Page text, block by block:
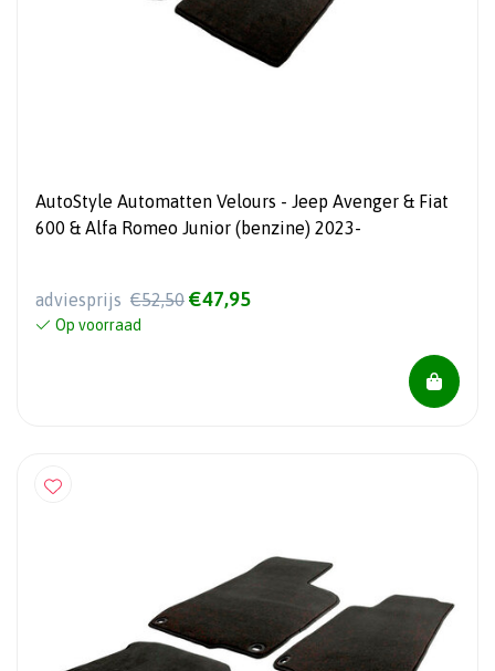
AutoStyle Automatten Velours - Jeep Avenger & Fiat
600 & Alfa Romeo Junior (benzine) 2023-
adviesprijs €52,50 €47,95
Op voorraad